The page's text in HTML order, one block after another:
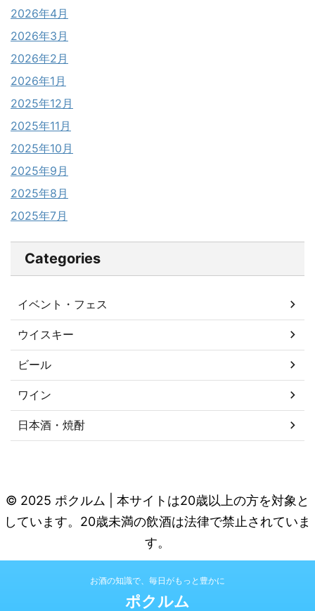
2026年4月
2026年3月
2026年2月
2026年1月
2025年12月
2025年11月
2025年10月
2025年9月
2025年8月
2025年7月
Categories
イベント・フェス
ウイスキー
ビール
ワイン
日本酒・焼酎
© 2025 ポクルム | 本サイトは20歳以上の方を対象と
しています。20歳未満の飲酒は法律で禁止されていま
す。
お酒の知識で、毎日がもっと豊かに
ポクルム